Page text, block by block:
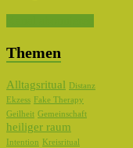
Themen
Alltagsritual Distanz
Ekzess Fake Therapy
Geilheit Gemeinschaft
heiliger raum
Intention
Kreisritual